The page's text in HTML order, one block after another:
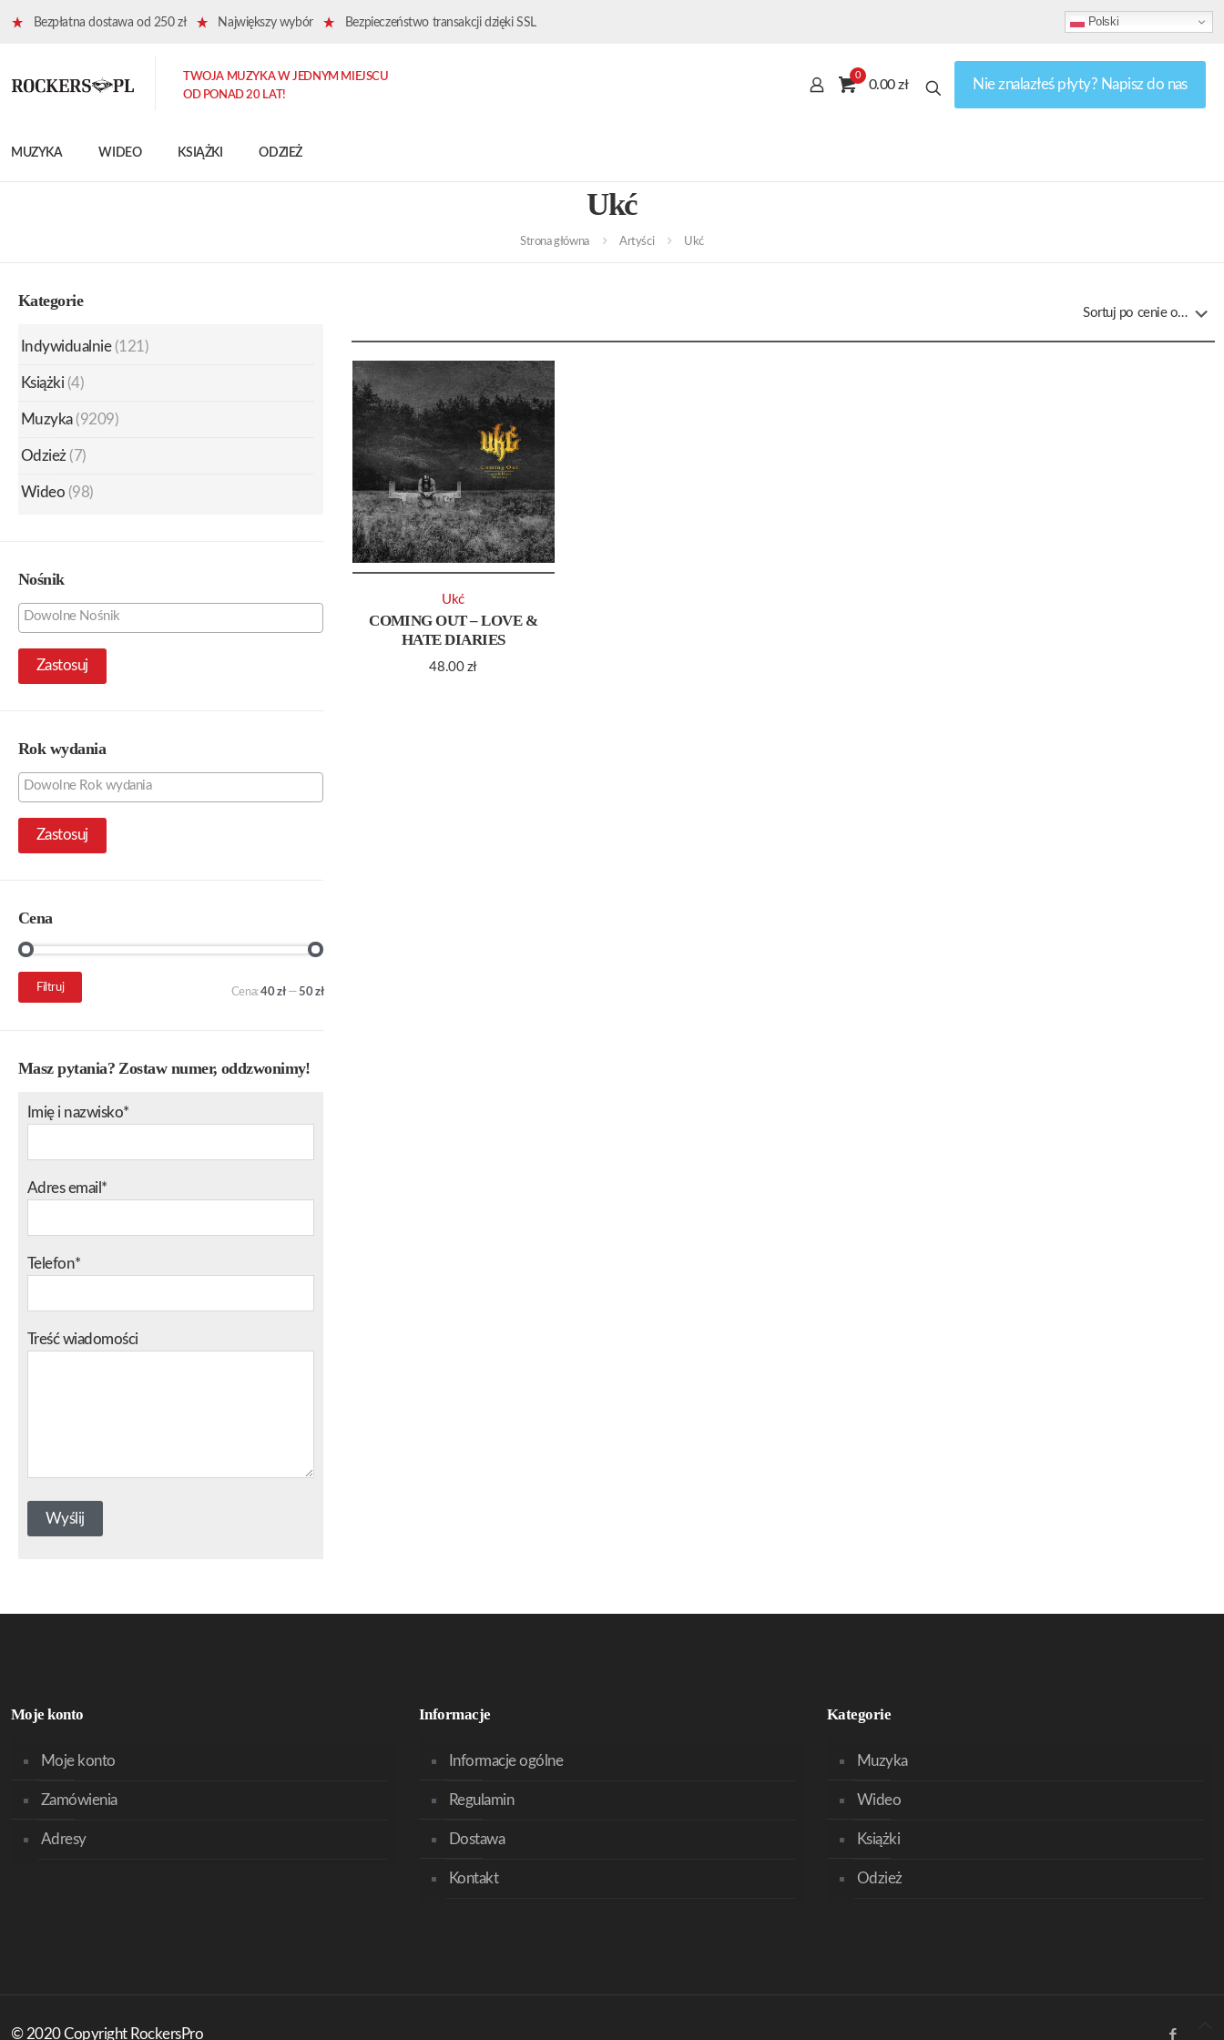
Bezpłatna dostawa od 250 zł Największy wybór Bezpieczeństwo transakcji dzięki SSL Polski
MUZYKA WIDEO KSIĄŻKI ODZIEŻ
TWOJA MUZYKA W JEDNYM MIEJSCU
OD PONAD 20 LAT!
0
0.00 zł Nie znalazłeś płyty? Napisz do nas
Ukć
Strona główna Artyści Ukć
COMING OUT – LOVE &
HATE DIARIES
48.00 zł
Ukć
Kategorie
Indywidualnie (121)
Książki (4)
Muzyka (9209)
Odzież (7)
Wideo (98)
Nośnik
Zastosuj
Rok wydania
Zastosuj
Cena
Cena
min.
Cena
maks.
Filtruj Cena:40 zł—50 zł
Masz pytania? Zostaw numer, oddzwonimy!
Imię i nazwisko*
Adres email*
Telefon*
Treść wiadomości
Moje konto
Moje konto
Zamówienia
Adresy
Informacje
Informacje ogólne
Regulamin
Dostawa
Kontakt
Kategorie
Muzyka
Wideo
Książki
Odzież
© 2020 Copyright RockersPro